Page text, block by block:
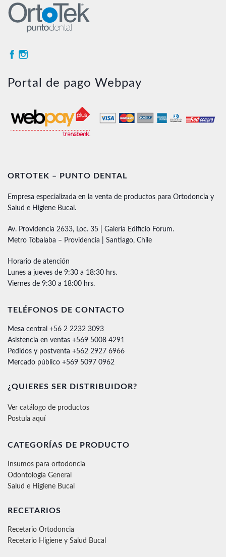
Portal de pago Webpay
ORTOTEK – PUNTO DENTAL
Empresa especializada en la venta de productos para Ortodoncia y
Salud e Higiene Bucal.
Av. Providencia 2633, Loc. 35 | Galería Edificio Forum.
Metro Tobalaba – Providencia | Santiago, Chile
Horario de atención
Lunes a jueves de 9:30 a 18:30 hrs.
Viernes de 9:30 a 18:00 hrs.
TELÉFONOS DE CONTACTO
Mesa central +56 2 2232 3093
Asistencia en ventas +569 5008 4291
Pedidos y postventa +562 2927 6966
Mercado público +569 5097 0962
¿QUIERES SER DISTRIBUIDOR?
Ver catálogo de productos
Postula aquí
CATEGORÍAS DE PRODUCTO
Insumos para ortodoncia
Odontología General
Salud e Higiene Bucal
RECETARIOS
Recetario Ortodoncia
Recetario Higiene y Salud Bucal